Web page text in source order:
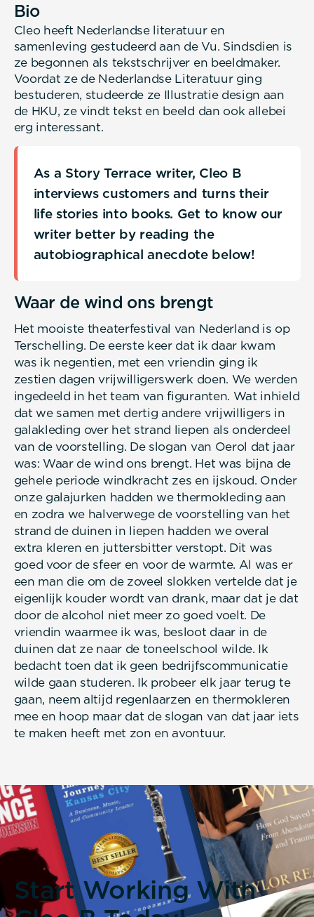
Bio
Cleo heeft Nederlandse literatuur en
samenleving gestudeerd aan de Vu. Sindsdien is
ze begonnen als tekstschrijver en beeldmaker.
Voordat ze de Nederlandse Literatuur ging
bestuderen, studeerde ze Illustratie design aan
de HKU, ze vindt tekst en beeld dan ook allebei
erg interessant.
As a Story Terrace writer, Cleo B
interviews customers and turns their
life stories into books. Get to know our
writer better by reading the
autobiographical anecdote below!
Waar de wind ons brengt
Het mooiste theaterfestival van Nederland is op
Terschelling. De eerste keer dat ik daar kwam
was ik negentien, met een vriendin ging ik
zestien dagen vrijwilligerswerk doen. We werden
ingedeeld in het team van figuranten. Wat inhield
dat we samen met dertig andere vrijwilligers in
galakleding over het strand liepen als onderdeel
van de voorstelling. De slogan van Oerol dat jaar
was: Waar de wind ons brengt. Het was bijna de
gehele periode windkracht zes en ijskoud. Onder
onze galajurken hadden we thermokleding aan
en zodra we halverwege de voorstelling van het
strand de duinen in liepen hadden we overal
extra kleren en juttersbitter verstopt. Dit was
goed voor de sfeer en voor de warmte. Al was er
een man die om de zoveel slokken vertelde dat je
eigenlijk kouder wordt van drank, maar dat je dat
door de alcohol niet meer zo goed voelt. De
vriendin waarmee ik was, besloot daar in de
duinen dat ze naar de toneelschool wilde. Ik
bedacht toen dat ik geen bedrijfscommunicatie
wilde gaan studeren. Ik probeer elk jaar terug te
gaan, neem altijd regenlaarzen en thermokleren
mee en hoop maar dat de slogan van dat jaar iets
te maken heeft met zon en avontuur.
Start Working With